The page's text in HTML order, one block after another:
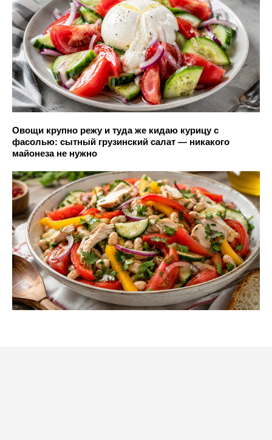
Овощи крупно режу и туда же кидаю курицу с
фасолью: сытный грузинский салат — никакого
майонеза не нужно